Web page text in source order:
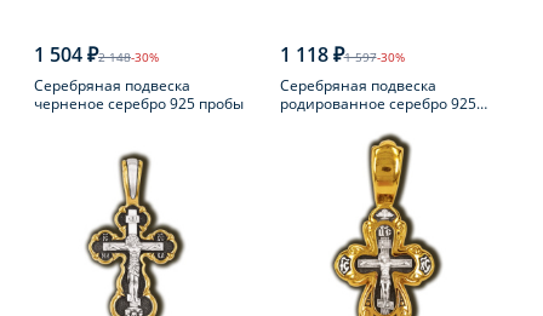
1 504 ₽2 148-30%
Серебряная подвеска
черненое серебро 925 пробы
1 118 ₽1 597-30%
Серебряная подвеска
родированное серебро 925